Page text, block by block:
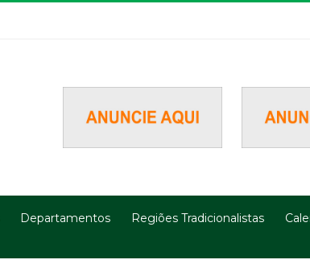
Departamentos Regiões Tradicionalistas